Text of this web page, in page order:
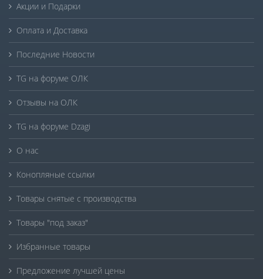
Акции и Подарки
Оплата и Доставка
Последние Новости
TG на форуме ОЛК
Отзывы на ОЛК
TG на форуме Dzagi
О нас
Конопляные ссылки
Товары снятые с производства
Товары "под заказ"
Избранные товары
Предложение лучшей цены